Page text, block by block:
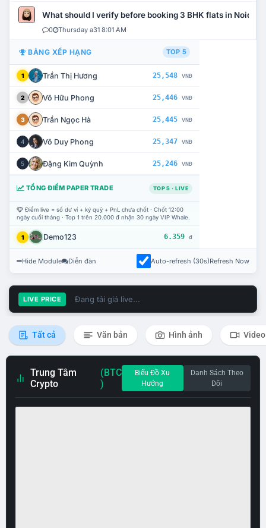
What should I verify before booking 3 BHK flats in Noida?
0 Thursday a31 8:01 AM
BẢNG XẾP HẠNG TOP 5
1 Trần Thị Hương 25,548 VNĐ
2 Võ Hữu Phong 25,446 VNĐ
3 Trần Ngọc Hà 25,445 VNĐ
4 Võ Duy Phong 25,347 VNĐ
5 Đặng Kim Quỳnh 25,246 VNĐ
TỔNG ĐIỂM PAPER TRADE TOP 5 · LIVE
Điểm live = số dư ví + ký quỹ + PnL chưa chốt · Chốt 12:00
ngày cuối tháng · Top 1 trên 20.000 đ nhận 30 ngày VIP Whale.
1 Demo123 6.359 đ
Hide Module Diễn đàn Auto-refresh (30s)Refresh Now
LIVE PRICE Đang tải giá live...
Tất cả Văn bản Hình ảnh Video
Trung Tâm
Crypto
(BTC
)
Biểu Đồ Xu
Hướng
Danh Sách Theo
Dõi